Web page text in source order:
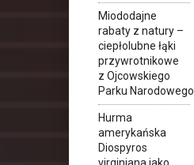
Miododajne
rabaty z natury –
ciepłolubne łąki
przywrotnikowe
z Ojcowskiego
Parku Narodowego
Hurma
amerykańska
Diospyros